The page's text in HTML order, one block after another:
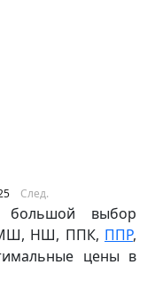
След.
большой выбор
НШ, ППК, ППР,
цены в